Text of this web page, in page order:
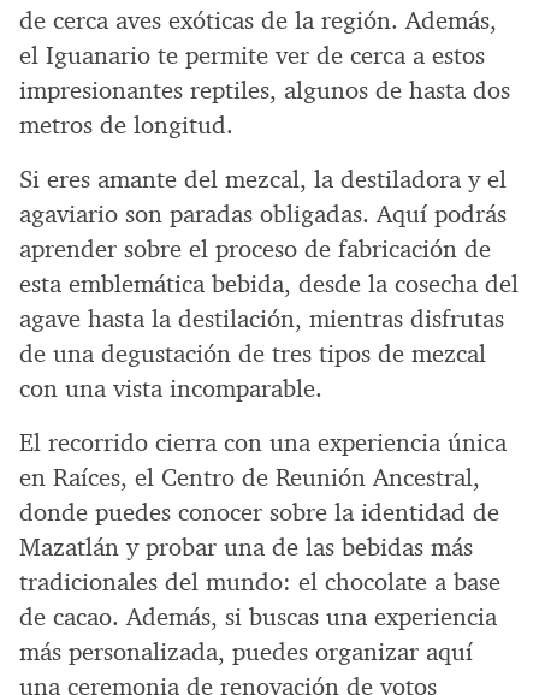
de cerca aves exóticas de la región. Además,
el Iguanario te permite ver de cerca a estos
impresionantes reptiles, algunos de hasta dos
metros de longitud.
Si eres amante del mezcal, la destiladora y el
agaviario son paradas obligadas. Aquí podrás
aprender sobre el proceso de fabricación de
esta emblemática bebida, desde la cosecha del
agave hasta la destilación, mientras disfrutas
de una degustación de tres tipos de mezcal
con una vista incomparable.
El recorrido cierra con una experiencia única
en Raíces, el Centro de Reunión Ancestral,
donde puedes conocer sobre la identidad de
Mazatlán y probar una de las bebidas más
tradicionales del mundo: el chocolate a base
de cacao. Además, si buscas una experiencia
más personalizada, puedes organizar aquí
una ceremonia de renovación de votos